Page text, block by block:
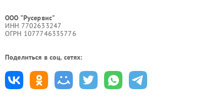
ООО "Русервис"
ИНН 7702633247
ОГРН 1077746335776
Поделиться в соц. сетях: